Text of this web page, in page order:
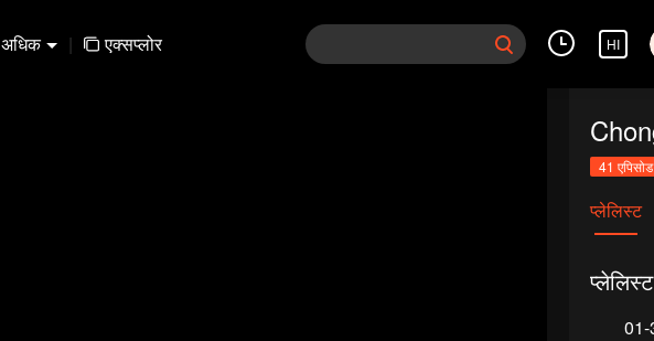
अधिक | एक्सप्लोर HI
41 एपिसोड
प्लेलिस्ट
प्लेलिस्ट
01-